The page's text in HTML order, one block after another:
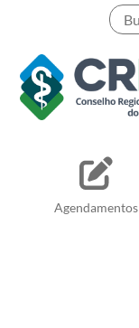
content
Agendamentos
Pesquisar